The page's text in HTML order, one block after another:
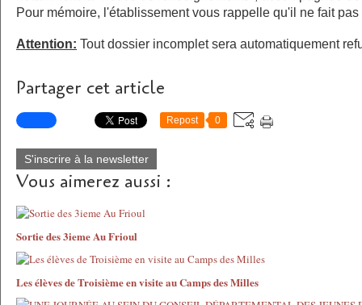
Pour mémoire, l'établissement vous rappelle qu'il ne fait
Attention: Tout dossier incomplet sera automatiquement
Partager cet article
Repost 0
S'inscrire à la newsletter
Vous aimerez aussi :
Sortie des 3ieme Au Frioul
Les élèves de Troisième en visite au Camps des Milles